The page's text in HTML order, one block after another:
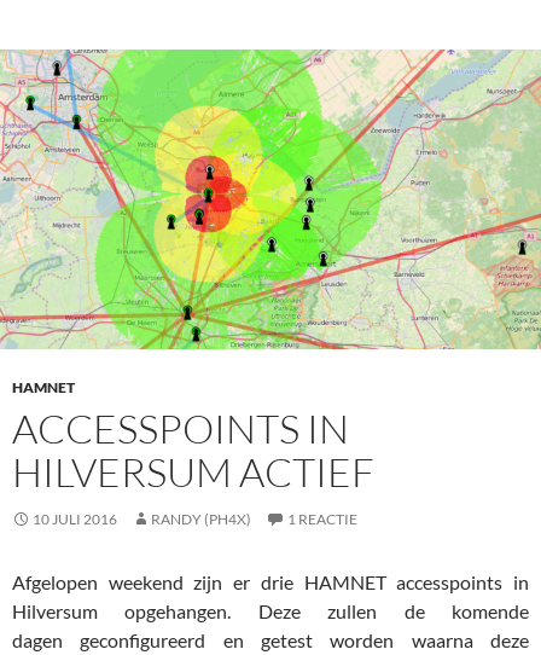
HAMNET
ACCESSPOINTS IN
HILVERSUM ACTIEF
10 JULI 2016 RANDY (PH4X) 1 REACTIE
Afgelopen weekend zijn er drie HAMNET accesspoints in
Hilversum opgehangen. Deze zullen de komende
dagen geconfigureerd en getest worden waarna deze